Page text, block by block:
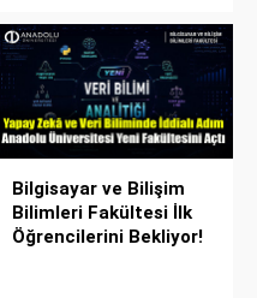
Bilgisayar ve Bilişim
Bilimleri Fakültesi İlk
Öğrencilerini Bekliyor!